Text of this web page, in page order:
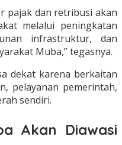
pajak dan retribusi akan
melalui peningkatan
infrastruktur, dan
Muba,” tegasnya.
dekat karena berkaitan
pelayanan pemerintah,
sendiri.
Akan Diawasi